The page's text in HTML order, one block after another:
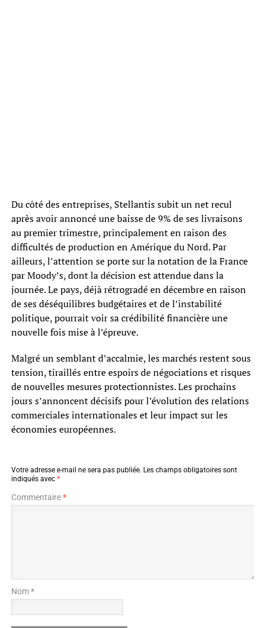
Du côté des entreprises, Stellantis subit un net recul
après avoir annoncé une baisse de 9% de ses livraisons
au premier trimestre, principalement en raison des
difficultés de production en Amérique du Nord. Par
ailleurs, l’attention se porte sur la notation de la France
par Moody’s, dont la décision est attendue dans la
journée. Le pays, déjà rétrogradé en décembre en raison
de ses déséquilibres budgétaires et de l’instabilité
politique, pourrait voir sa crédibilité financière une
nouvelle fois mise à l’épreuve.
Malgré un semblant d’accalmie, les marchés restent sous
tension, tiraillés entre espoirs de négociations et risques
de nouvelles mesures protectionnistes. Les prochains
jours s’annoncent décisifs pour l’évolution des relations
commerciales internationales et leur impact sur les
économies européennes.
Votre adresse e-mail ne sera pas publiée. Les champs obligatoires sont
indiqués avec *
Commentaire*
Nom *